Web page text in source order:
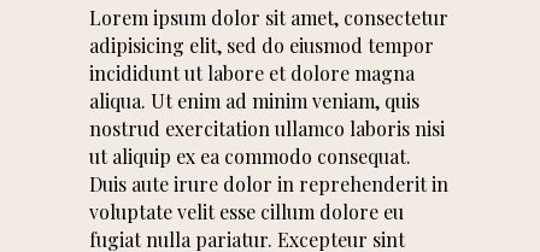
Lorem ipsum dolor sit amet, consectetur
adipisicing elit, sed do eiusmod tempor
incididunt ut labore et dolore magna
aliqua. Ut enim ad minim veniam, quis
nostrud exercitation ullamco laboris nisi
ut aliquip ex ea commodo consequat.
Duis aute irure dolor in reprehenderit in
voluptate velit esse cillum dolore eu
fugiat nulla pariatur. Excepteur sint